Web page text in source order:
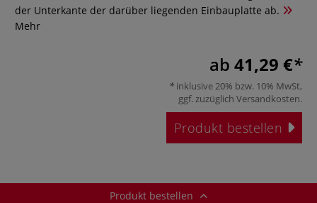
der Unterkante der darüber liegenden Einbauplatte ab.
Mehr
ab 41,29 €
inklusive 20% bzw. 10% MwSt,
ggf. zuzüglich Versandkosten.
Produkt bestellen
Produkt bestellen